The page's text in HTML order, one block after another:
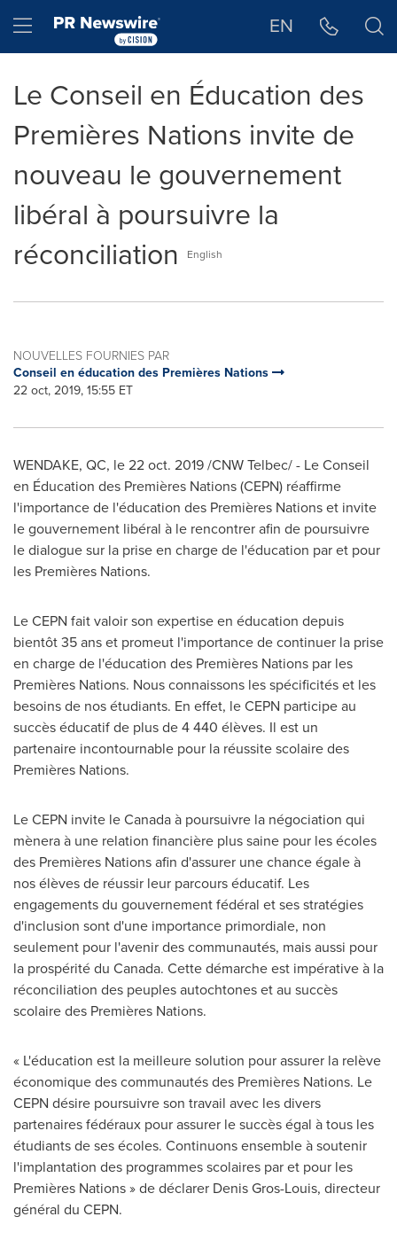
Hamburger menu EN
Le Conseil en Éducation des
Premières Nations invite de
nouveau le gouvernement
libéral à poursuivre la
réconciliation
English
NOUVELLES FOURNIES PAR
Conseil en éducation des Premières Nations
22 oct, 2019, 15:55 ET
WENDAKE, QC, le22 oct. 2019/CNW Telbec/ - Le Conseil
en Éducation des Premières Nations (CEPN) réaffirme
l'importance de l'éducation des Premières Nations et invite
le gouvernement libéral à le rencontrer afin de poursuivre
le dialogue sur la prise en charge de l'éducation par et pour
les Premières Nations.
Le CEPN fait valoir son expertise en éducation depuis
bientôt 35 ans et promeut l'importance de continuer la prise
en charge de l'éducation des Premières Nations par les
Premières Nations. Nous connaissons les spécificités et les
besoins de nos étudiants. En effet, le CEPN participe au
succès éducatif de plus de 4 440 élèves. Il est un
partenaire incontournable pour la réussite scolaire des
Premières Nations.
Le CEPN invite leCanadaà poursuivre la négociation qui
mènera à une relation financière plus saine pour les écoles
des Premières Nations afin d'assurer une chance égale à
nos élèves de réussir leur parcours éducatif. Les
engagements du gouvernement fédéral et ses stratégies
d'inclusion sont d'une importance primordiale, non
seulement pour l'avenir des communautés, mais aussi pour
la prospérité du Canada. Cette démarche est impérative à la
réconciliation des peuples autochtones et au succès
scolaire des Premières Nations.
« L'éducation est la meilleure solution pour assurer la relève
économique des communautés des Premières Nations. Le
CEPN désire poursuivre son travail avec les divers
partenaires fédéraux pour assurer le succès égal à tous les
étudiants de ses écoles. Continuons ensemble à soutenir
l'implantation des programmes scolaires par et pour les
Premières Nations » de déclarer Denis Gros-Louis, directeur
général du CEPN.